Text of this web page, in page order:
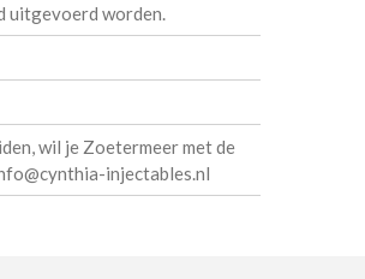
uitgevoerd worden.
wil je Zoetermeer met de
injectables.nl